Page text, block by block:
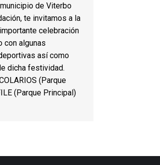
de Viterbo
te invitamos a la
celebración
con algunas
así como
dicha festividad.
(Parque
(Parque Principal)